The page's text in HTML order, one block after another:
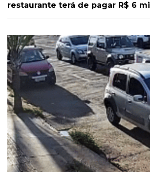
restaurante terá de pagar R$ 6 mil